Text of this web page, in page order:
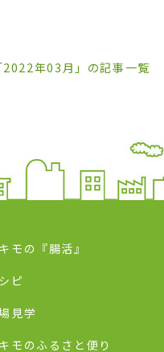
2022年03月」の記事一覧
モの『腸活』
ピ
見学
モのふるさと便り